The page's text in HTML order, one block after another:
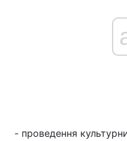
- проведення